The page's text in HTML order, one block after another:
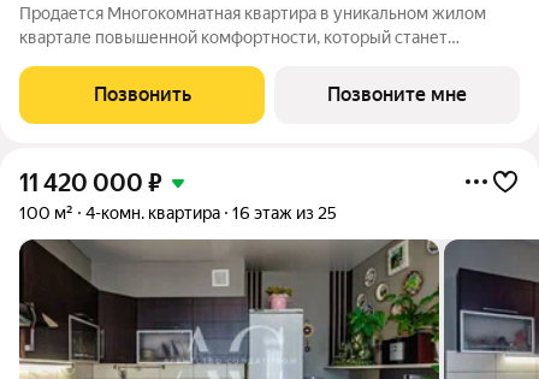
Продается Многокомнатная квартира в уникальном жилом
квартале повышенной комфортности, который станет
Квартира находится на 24 этаже, площадью 125.8кв.м. Срок
сдачи: 2 квартал 2026 года. Подробнее о
Позвонить Позвоните мне
11 420 000 ₽
100 м² 4-комн. квартира 16 этаж из 25